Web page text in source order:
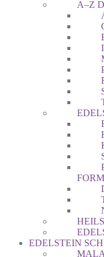
A–Z
EDELSTEIN